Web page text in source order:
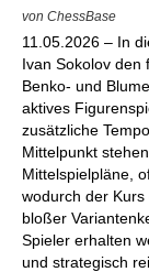
von ChessBase
11.05.2026 – In
Ivan Sokolov den
Benko- und
aktives
zusätzliche
Mittelpunkt
Mittelspielpläne,
wodurch der
bloßer
Spieler erhalten
und strategisch